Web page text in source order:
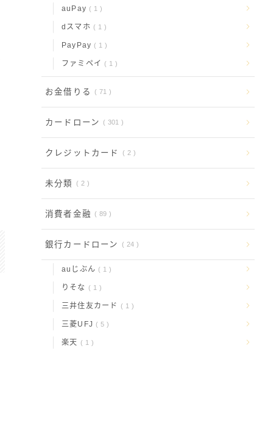
auPay 1
dスマホ 1
PayPay 1
ファミペイ 1
お金借りる 71
カードローン 301
クレジットカード 2
未分類 2
消費者金融 89
銀行カードローン 24
auじぶん 1
りそな 1
三井住友カード 1
三菱UFJ 5
楽天 1